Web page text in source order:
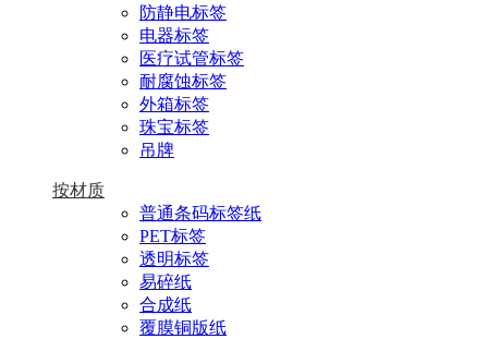
防静电标签
电器标签
医疗试管标签
耐腐蚀标签
外箱标签
珠宝标签
吊牌
按材质
普通条码标签纸
PET标签
透明标签
易碎纸
合成纸
覆膜铜版纸